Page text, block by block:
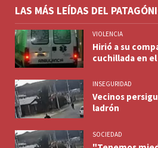
LAS MÁS LEÍDAS DEL
VIOLENCIA
Hirió a su
cuchillada en
INSEGURIDAD
Vecinos
ladrón
SOCIEDAD